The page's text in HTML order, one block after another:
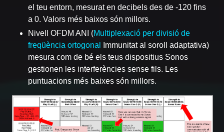
el teu entorn, mesurat en decibels des de -120 fins
a 0. Valors més baixos són millors.
Nivell OFDM ANI (Multiplexació per divisió de
freqüència ortogonal
Immunitat al soroll adaptativa)
mesura com de bé els teus dispositius Sonos
gestionen les interferències sense fils. Les
puntuacions més baixes són millors.